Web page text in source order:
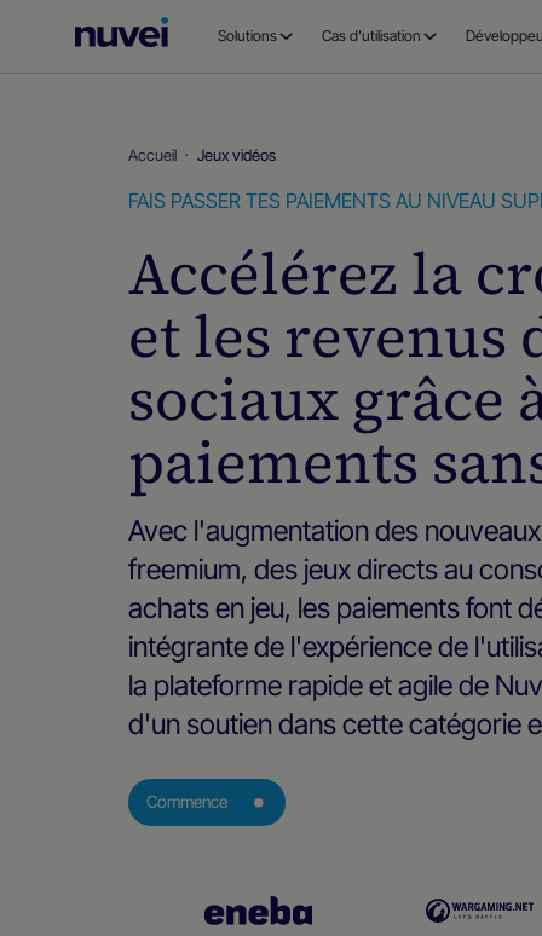
Page
Solutions Cas d’utilisation
Accueil Jeux vidéos
FAIS PASSER TES PAIEMENTS AU NIVEAU
Accélérez la
et les revenus
sociaux grâce
paiements
Avec l'augmentation des
freemium, des jeux directs au
achats en jeu, les paiements font
intégrante de l'expérience de
la plateforme rapide et agile de
d'un soutien dans cette catégorie
Commence